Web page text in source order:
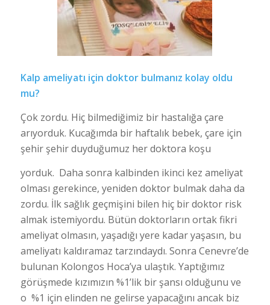
Kalp ameliyatı için doktor bulmanız kolay oldu
mu?
Çok zordu. Hiç bilmediğimiz bir hastalığa çare
arıyorduk. Kucağımda bir haftalık bebek, çare için
şehir şehir duyduğumuz her doktora koşu
yorduk. Daha sonra kalbinden ikinci kez ameliyat
olması gerekince, yeniden doktor bulmak daha da
zordu. İlk sağlık geçmişini bilen hiç bir doktor risk
almak istemiyordu. Bütün doktorların ortak fikri
ameliyat olmasın, yaşadığı yere kadar yaşasın, bu
ameliyatı kaldıramaz tarzındaydı. Sonra Cenevre’de
bulunan Kolongos Hoca’ya ulaştık. Yaptığımız
görüşmede kızımızın %1’lik bir şansı olduğunu ve
o %1 için elinden ne gelirse yapacağını ancak biz